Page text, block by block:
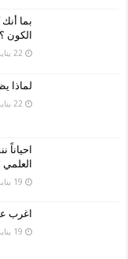
بما
الكون ؟
22 يناير، 2019
لماذا
22 يناير، 2019
19 يناير، 2019
اغرب
19 يناير، 2019